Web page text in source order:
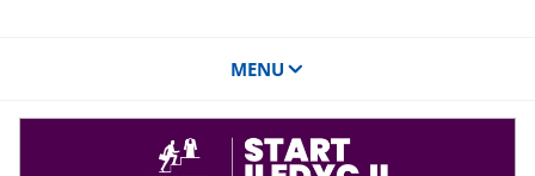
MENU